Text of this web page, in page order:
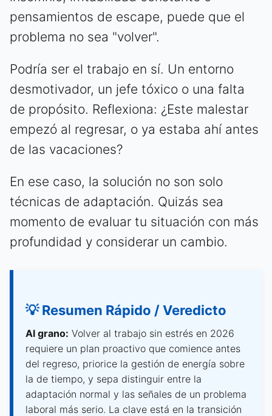
pensamientos de escape, puede que el
problema no sea "volver".
Podría ser el trabajo en sí. Un entorno
desmotivador, un jefe tóxico o una falta
de propósito. Reflexiona: ¿Este malestar
empezó al regresar, o ya estaba ahí antes
de las vacaciones?
En ese caso, la solución no son solo
técnicas de adaptación. Quizás sea
momento de evaluar tu situación con más
profundidad y considerar un cambio.
💡 Resumen Rápido / Veredicto
Al grano: Volver al trabajo sin estrés en 2026
requiere un plan proactivo que comience antes
del regreso, priorice la gestión de energía sobre
la de tiempo, y sepa distinguir entre la
adaptación normal y las señales de un problema
laboral más serio. La clave está en la transición